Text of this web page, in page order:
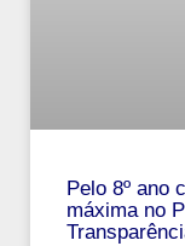
Pelo 8º ano
máxima no